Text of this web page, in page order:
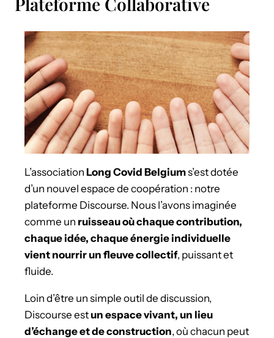
L’association Long Covid Belgiums’est dotée
d’un nouvel espace de coopération : notre
plateforme Discourse. Nous l’avons imaginée
comme un ruisseau où chaque contribution,
chaque idée, chaque énergie individuelle
vient nourrir un fleuve collectif, puissant et
fluide.
Loin d’être un simple outil de discussion,
Discourse est un espace vivant, un lieu
d’échange et de construction, où chacun peut